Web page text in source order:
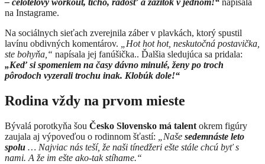
– celotelový workout, ticho, radosť a zážitok v jednom!“ napísala
na Instagrame.
Na sociálnych sieťach zverejnila záber v plavkách, ktorý spustil
lavínu obdivných komentárov. „Hot hot hot, neskutočná postavička,
ste bohyňa,“ napísala jej fanúšička.. Ďalšia sledujúca sa pridala:
„Keď si spomeniem na časy dávno minulé, ženy po troch
pôrodoch vyzerali trochu inak. Klobúk dole!“
Rodina vždy na prvom mieste
Bývalá porotkyňa šou Česko Slovensko má talent okrem figúry
zaujala aj výpoveďou o rodinnom šťastí: „Naše sedemnáste leto
spolu … Najviac nás teší, že naši tínedžeri ešte stále chcú byť s
nami. A že im ešte ako-tak stíhame.“